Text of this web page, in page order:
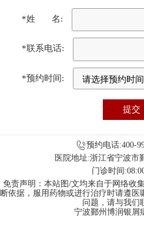
*姓 名:
*联系电话:
*预约时间:
预约电话:400-
医院地址:浙江省宁波市
门诊时间
免责声明：本站图/文均来自于网络收
断依据，服用药物或进行治疗时请遵
问题，请与我们
宁波鄞州博润银屑